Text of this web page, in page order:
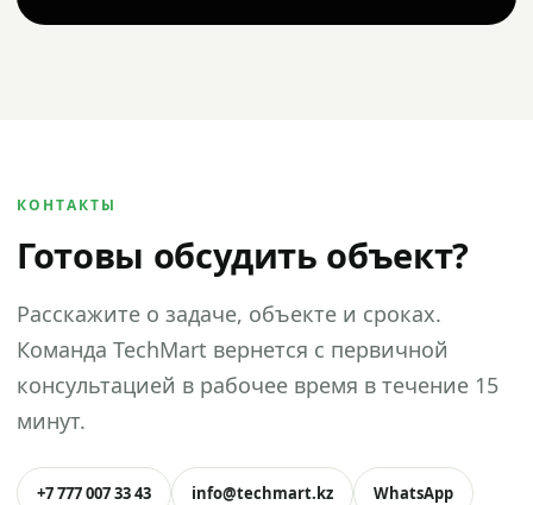
КОНТАКТЫ
Готовы обсудить объект?
Расскажите о задаче, объекте и сроках.
Команда TechMart вернется с первичной
консультацией в рабочее время в течение 15
минут.
+7 777 007 33 43 info@techmart.kz WhatsApp